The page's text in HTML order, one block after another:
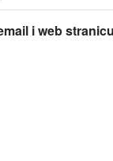
i web